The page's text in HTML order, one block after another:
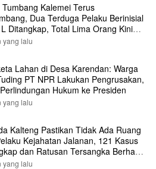
Tumbang Kalemei Terus
Dua Terduga Pelaku Berinisial
Ditangkap, Total Lima Orang Kini
Polisi
yang lalu
Lahan di Desa Karendan: Warga
PT NPR Lakukan Pengrusakan,
Hukum ke Presiden
yang lalu
Kalteng Pastikan Tidak Ada Ruang
Kejahatan Jalanan, 121 Kasus
dan Ratusan Tersangka Berhasil
yang lalu